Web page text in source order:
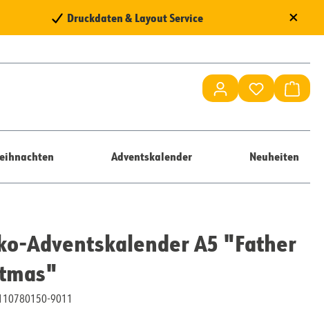
Druckdaten & Layout Service ×
Du hast 0
Adventskalender Neuheiten
Adventskalender A5 "Father
9011